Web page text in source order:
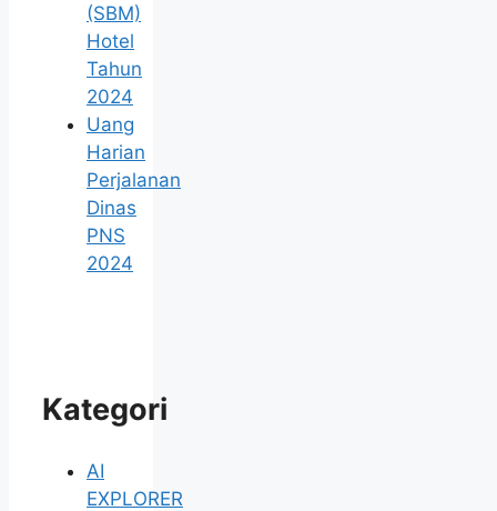
(SBM)
Hotel
Tahun
2024
Uang
Harian
Perjalanan
Dinas
PNS
2024
Kategori
AI
EXPLORER